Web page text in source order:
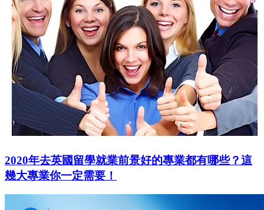
2020年去英國留學就業前景好的專業都有哪些？這
幾大專業你一定需要！